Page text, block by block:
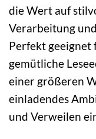
die Wert auf
Verarbeitung
Perfekt geeignet
gemütliche
einer größeren
einladendes
und Verweilen